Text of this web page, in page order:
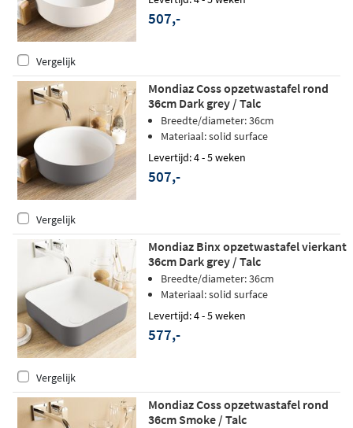
507,-
Vergelijk
Mondiaz Coss opzetwastafel rond
36cm Dark grey / Talc
Breedte/diameter: 36cm
Materiaal: solid surface
Levertijd: 4 - 5 weken
507,-
Vergelijk
Mondiaz Binx opzetwastafel vierkant
36cm Dark grey / Talc
Breedte/diameter: 36cm
Materiaal: solid surface
Levertijd: 4 - 5 weken
577,-
Vergelijk
Mondiaz Coss opzetwastafel rond
36cm Smoke / Talc